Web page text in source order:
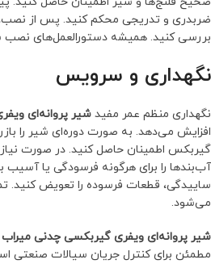
ضربدری و تدریجی محکم کنید. پس از
بررسی کنید. همیشه دستورالعمل‌های نصب
نگهداری و سرویس
نگهداری منظم عمر مفید شیر پروانه‌ای
افزایش می‌دهد. به صورت دوره‌ای شیر را
گیربکس اطمینان حاصل کنید. در صورت
آب‌بندها را برای هرگونه فرسودگی یا
ساییدگی، قطعات فرسوده را تعویض کنید.
می‌شود.
شیر پروانه‌ای ویفری گیربكسی چدنی میراب
مطمئن برای کنترل جریان سیالات صنعتی